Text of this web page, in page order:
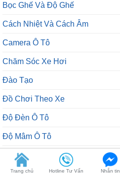
Bọc Ghế Và Độ Ghế
Cách Nhiệt Và Cách Âm
Camera Ô Tô
Chăm Sóc Xe Hơi
Đào Tạo
Đồ Chơi Theo Xe
Độ Đèn Ô Tô
Độ Mâm Ô Tô
Dự Án Đã Triển Khai
Google Shopping
Trang chủ Hotline Tư Vấn Nhắn tin